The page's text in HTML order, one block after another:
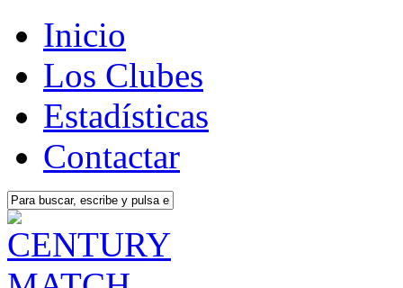
Inicio
Los Clubes
Estadísticas
Contactar